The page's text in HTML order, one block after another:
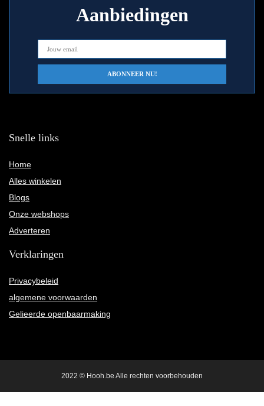
Aanbiedingen
Snelle links
Home
Alles winkelen
Blogs
Onze webshops
Adverteren
Verklaringen
Privacybeleid
algemene voorwaarden
Gelieerde openbaarmaking
2022 © Hooh.be Alle rechten voorbehouden